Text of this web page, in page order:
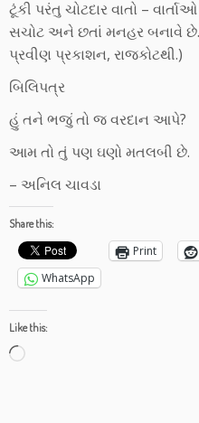
ટૂંકી પરંતુ ચોટદાર વાતો –
સચોટ અને છતાં મનહર બનાવે છે.
પ્રવીણ પ્રકાશન, રાજકોટથી.)
બિલિપત્ર
હું તને ભજું તો જ વરદાન આપે?
આમ તો તું પણ ઘણો મતલબી છે.
– અનિલ ચાવડા
Share this:
Print
WhatsApp
Like this:
Loading…